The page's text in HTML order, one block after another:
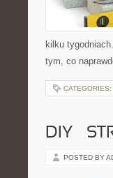
kilku
tym, co
CATEGORIES:
DIY –
POSTED BY